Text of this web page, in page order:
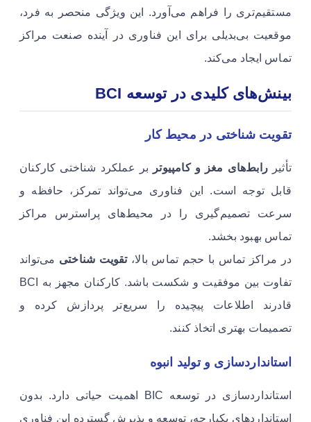
مستقیم‌تری را فراهم می‌آورد. این ویژگی منحصر به فرد،
موقعیت بی‌بدیلی برای این فناوری در آینده صنعت مراکز
تماس ایجاد می‌کند.
بینش‌های کلیدی در توسعه BCI
تقویت شناختی در محیط کار
تأثیر رابط‌های مغز و کامپیوتر
بر عملکرد شناختی کارکنان
قابل توجه است. این فناوری می‌تواند تمرکز، حافظه و
سرعت تصمیم‌گیری را در محیط‌های پراسترس مراکز
تماس بهبود بخشد.
در مراکز تماس با حجم تماس بالا،تقویت شناختی می‌تواند
تفاوت بین موفقیت و شکست باشد. کارکنان مجهز به BCI
قادرند اطلاعات پیچیده را سریع‌تر پردازش کرده و
تصمیمات بهتری اتخاذ کنند.
استانداردسازی و تولید انبوه
استانداردسازی در توسعه BIC اهمیت حیاتی دارد. بدون
استانداردهای یکپارچه، توسعه و پذیرش گسترده این فناوری